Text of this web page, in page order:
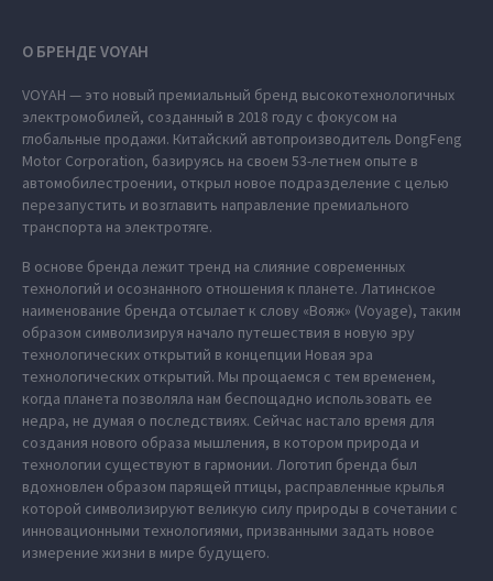
О БРЕНДЕ VOYAH
VOYAH — это новый премиальный бренд высокотехнологичных
электромобилей, созданный в 2018 году с фокусом на
глобальные продажи. Китайский автопроизводитель DongFeng
Motor Corporation, базируясь на своем 53-летнем опыте в
автомобилестроении, открыл новое подразделение с целью
перезапустить и возглавить направление премиального
транспорта на электротяге.
В основе бренда лежит тренд на слияние современных
технологий и осознанного отношения к планете. Латинское
наименование бренда отсылает к слову «Вояж» (Voyage), таким
образом символизируя начало путешествия в новую эру
технологических открытий в концепции Новая эра
технологических открытий. Мы прощаемся с тем временем,
когда планета позволяла нам беспощадно использовать ее
недра, не думая о последствиях. Сейчас настало время для
создания нового образа мышления, в котором природа и
технологии существуют в гармонии. Логотип бренда был
вдохновлен образом парящей птицы, расправленные крылья
которой символизируют великую силу природы в сочетании с
инновационными технологиями, призванными задать новое
измерение жизни в мире будущего.